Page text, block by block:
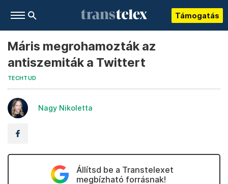
Támogatás
Máris megrohamozták az
antiszemiták a Twittert
TECHTUD
Nagy Nikoletta
Állítsd be a Transtelexet
megbízható forrásnak!